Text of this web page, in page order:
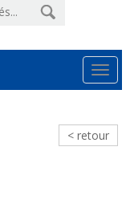
< retour